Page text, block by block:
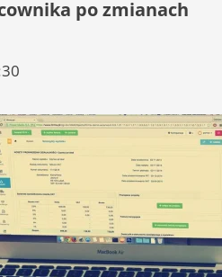
po zmianach